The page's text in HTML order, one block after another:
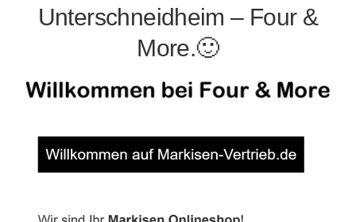
Unterschneidheim – Four &
More.🙂